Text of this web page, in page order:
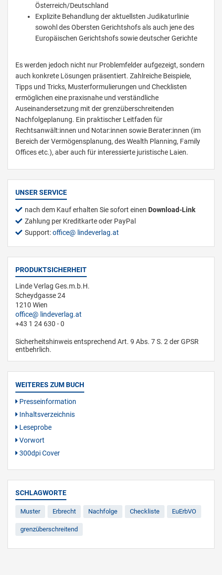
Österreich/Deutschland
Explizite Behandlung der aktuellsten Judikaturlinie
sowohl des Obersten Gerichtshofs als auch jene des
Europäischen Gerichtshofs sowie deutscher Gerichte
Es werden jedoch nicht nur Problemfelder aufgezeigt, sondern
auch konkrete Lösungen präsentiert. Zahlreiche Beispiele,
Tipps und Tricks, Musterformulierungen und Checklisten
ermöglichen eine praxisnahe und verständliche
Auseinandersetzung mit der grenzüberschreitenden
Nachfolgeplanung. Ein praktischer Leitfaden für
Rechtsanwält:innen und Notar:innen sowie Berater:innen (im
Bereich der Vermögensplanung, des Wealth Planning, Family
Offices etc.), aber auch für interessierte juristische Laien.
UNSER SERVICE
nach dem Kauf erhalten Sie sofort einen Download-Link
Zahlung per Kreditkarte oder PayPal
Support:office lindeverlag.at
PRODUKTSICHERHEIT
Linde Verlag Ges.m.b.H.
Scheydgasse 24
1210 Wien
office
lindeverlag.at
+43 1 24 630 - 0
Sicherheitshinweis entsprechend Art. 9 Abs. 7 S. 2 der GPSR
entbehrlich.
WEITERES ZUM BUCH
Presseinformation
Inhaltsverzeichnis
Leseprobe
Vorwort
300dpi Cover
SCHLAGWORTE
Muster Erbrecht Nachfolge Checkliste EuErbVO
grenzüberschreitend